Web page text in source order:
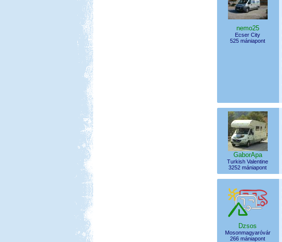
nemo25
Ecser City
525 mániapont
GaborApa
Turkish Valentine
3252 mániapont
Dzsos
Mosonmagyaróvár
266 mániapont